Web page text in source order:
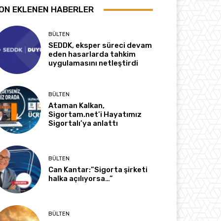
EKLENEN HABERLER
BÜLTEN
SEDDK, eksper süreci devam
eden hasarlarda tahkim
uygulamasını netleştirdi
BÜLTEN
Ataman Kalkan,
Sigortam.net’i Hayatımız
Sigortalı’ya anlattı
BÜLTEN
Can Kantar:”Sigorta şirketi
halka açılıyorsa…”
BÜLTEN